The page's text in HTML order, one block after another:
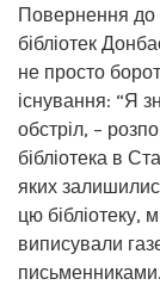
Повернення до
бібліотек
не просто
існування: “Я
обстріл, –
бібліотека в
яких
цю бібліотеку,
виписували